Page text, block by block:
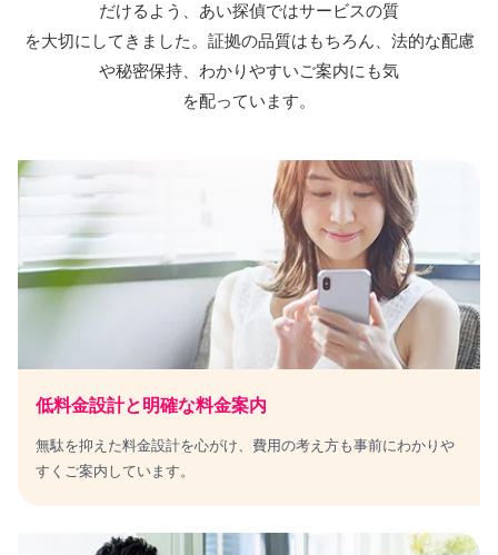
だけるよう、 あい探偵ではサービスの質
を大切にしてきました。証拠の品質はもちろん、法的な配慮
や秘密保持、わかりやすいご案内にも気
を配っています。
低料金設計と明確な料金案内
無駄を抑えた料金設計を心がけ、費用の考え方も事前にわかりや
すくご案内しています。